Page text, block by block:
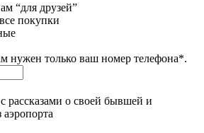
“для друзей”
покупки
нужен только ваш номер телефона*.
рассказами о своей бывшей и
аэропорта